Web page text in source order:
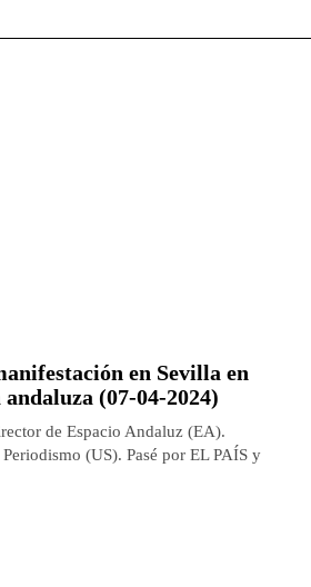
en Sevilla en
(07-04-2024)
de Espacio Andaluz (EA).
(US). Pasé por EL PAÍS y